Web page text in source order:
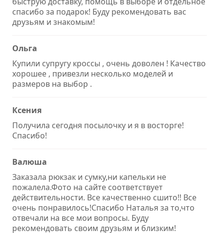
спасибо за подарок! Буду рекомендовать вас
друзьям и знакомым!
Ольга
Купили супругу кроссы , очень доволен ! Качество
хорошее , привезли несколько моделей и
размеров на выбор .
Ксения
Получила сегодня посылочку и я в восторге!
Спасибо!
Валюша
Заказала рюкзак и сумку,ни капельки не
пожалела.Фото на сайте соответствует
действительности. Все качественно сшито!! Все
очень понравилось!Спасибо Наталья за то,что
отвечали на все мои вопросы. Буду
рекомендовать своим друзьям и близким!